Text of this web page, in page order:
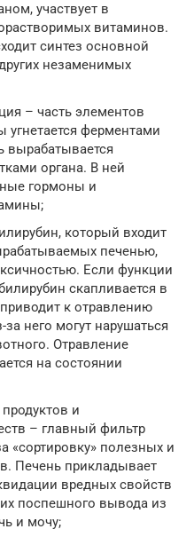
участвует в
витаминов.
синтез основной
незаменимых
– часть элементов
угнетается ферментами
вырабатывается
органа. В ней
гормоны и
который входит
печенью,
Если функции
скапливается в
к отравлению
него могут нарушаться
Отравление
на состоянии
и
– главный фильтр
«сортировку» полезных и
Печень прикладывает
вредных свойств
поспешного вывода из
и мочу;